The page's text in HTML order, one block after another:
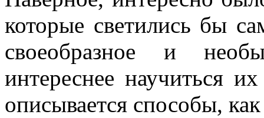
которые светились бы
своеобразное и
интереснее научиться
описывается способы,